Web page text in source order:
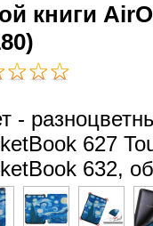
книги
-
627
632,